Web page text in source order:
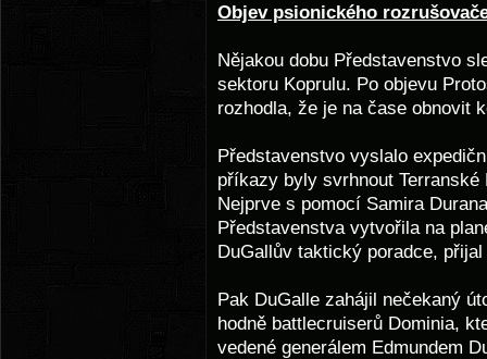
Objev psionického
Nějakou dobu Představenstvo
sektoru Koprulu. Po objevu
rozhodla, že je na čase obnovit
Představenstvo vyslalo
příkazy byly svrhnout
Nejprve s pomocí Samira
Představenstva vytvořila na
DuGallův taktický poradce,
Pak DuGalle zahájil nečekaný
hodně battlecruiserů Dominia,
vedené generálem Edmundem